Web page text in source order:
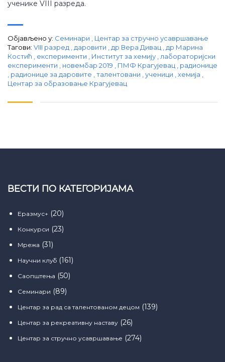
ученике VIII разреда.
Објављено у: Семинари
Центар за стручно усавршавање
Тагови: VIII разред даровити др Вера Дивац
др Марина
Костић
експерименти Институт за хемију
лабораторијски
експерименти
новембар 2019 ПМФ Крагујевац
радионице
радионице за даровите талентовани ученици хемија
Центар за образовање Крагујевац
ВЕСТИ ПО КАТЕГОРИЈАМА
Еразмус+ (20)
Конкурси (23)
Мрежа (31)
Научни клуб (161)
Саопштења (50)
Семинари (89)
Центар за рад са талентованом децом (139)
Центар за рекреативну наставу (26)
Центар за стручно усавршавање (274)